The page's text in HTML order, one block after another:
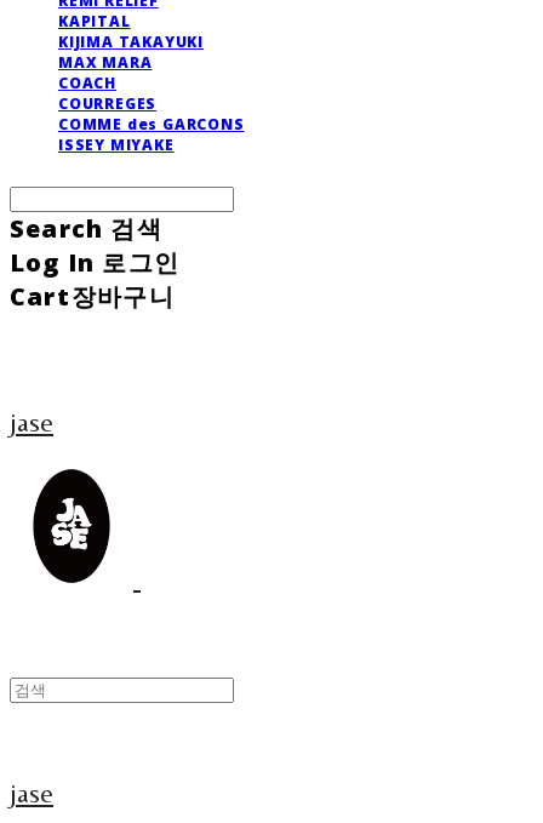
KAPITAL
KIJIMA TAKAYUKI
MAX MARA
COACH
COURREGES
COMME des GARCONS
ISSEY MIYAKE
Search 검색
Log In 로그인
Cart장바구니
jase
jase